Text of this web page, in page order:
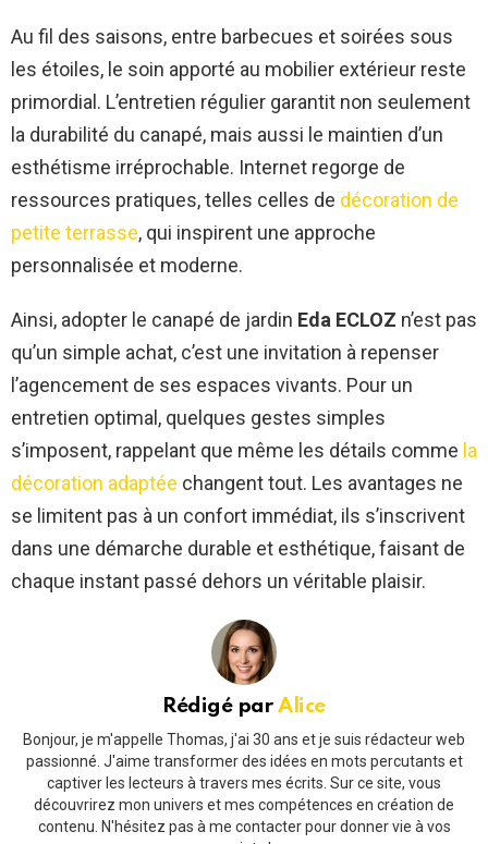
Au fil des saisons, entre barbecues et soirées sous
les étoiles, le soin apporté au mobilier extérieur reste
primordial. L’entretien régulier garantit non seulement
la durabilité du canapé, mais aussi le maintien d’un
esthétisme irréprochable. Internet regorge de
ressources pratiques, telles celles de décoration de
petite terrasse, qui inspirent une approche
personnalisée et moderne.
Ainsi, adopter le canapé de jardin Eda ECLOZ n’est pas
qu’un simple achat, c’est une invitation à repenser
l’agencement de ses espaces vivants. Pour un
entretien optimal, quelques gestes simples
s’imposent, rappelant que même les détails comme la
décoration adaptée changent tout. Les avantages ne
se limitent pas à un confort immédiat, ils s’inscrivent
dans une démarche durable et esthétique, faisant de
chaque instant passé dehors un véritable plaisir.
Rédigé parAlice
Bonjour, je m'appelle Thomas, j'ai 30 ans et je suis rédacteur web
passionné. J'aime transformer des idées en mots percutants et
captiver les lecteurs à travers mes écrits. Sur ce site, vous
découvrirez mon univers et mes compétences en création de
contenu. N'hésitez pas à me contacter pour donner vie à vos